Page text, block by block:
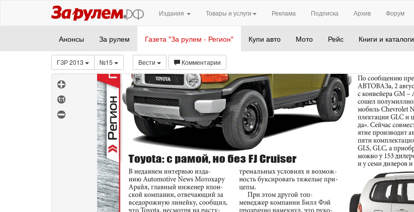
Издания Товары и услуги Реклама Подписка Архив Форум
Анонсы За рулем Газета "За рулем - Регион" Купи авто Мото Рейс Книги и каталоги
ГЗР 2013 №15 Вести Комментарии